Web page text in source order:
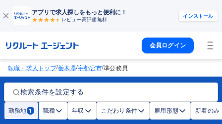
アプリで求人探しをもっと便利に！
レビュー高評価無料
インストール
会員ログイン
転職・求人トップ/栃木県/宇都宮市/準公務員
検索条件を設定する
勤務地 1 職種 年収 こだわり条件 雇用形態 新着のみ